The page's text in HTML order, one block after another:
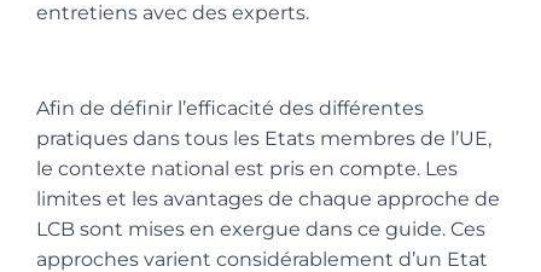
entretiens avec des experts.
Afin de définir l’efficacité des différentes
pratiques dans tous les Etats membres de l’UE,
le contexte national est pris en compte. Les
limites et les avantages de chaque approche de
LCB sont mises en exergue dans ce guide. Ces
approches varient considérablement d’un Etat